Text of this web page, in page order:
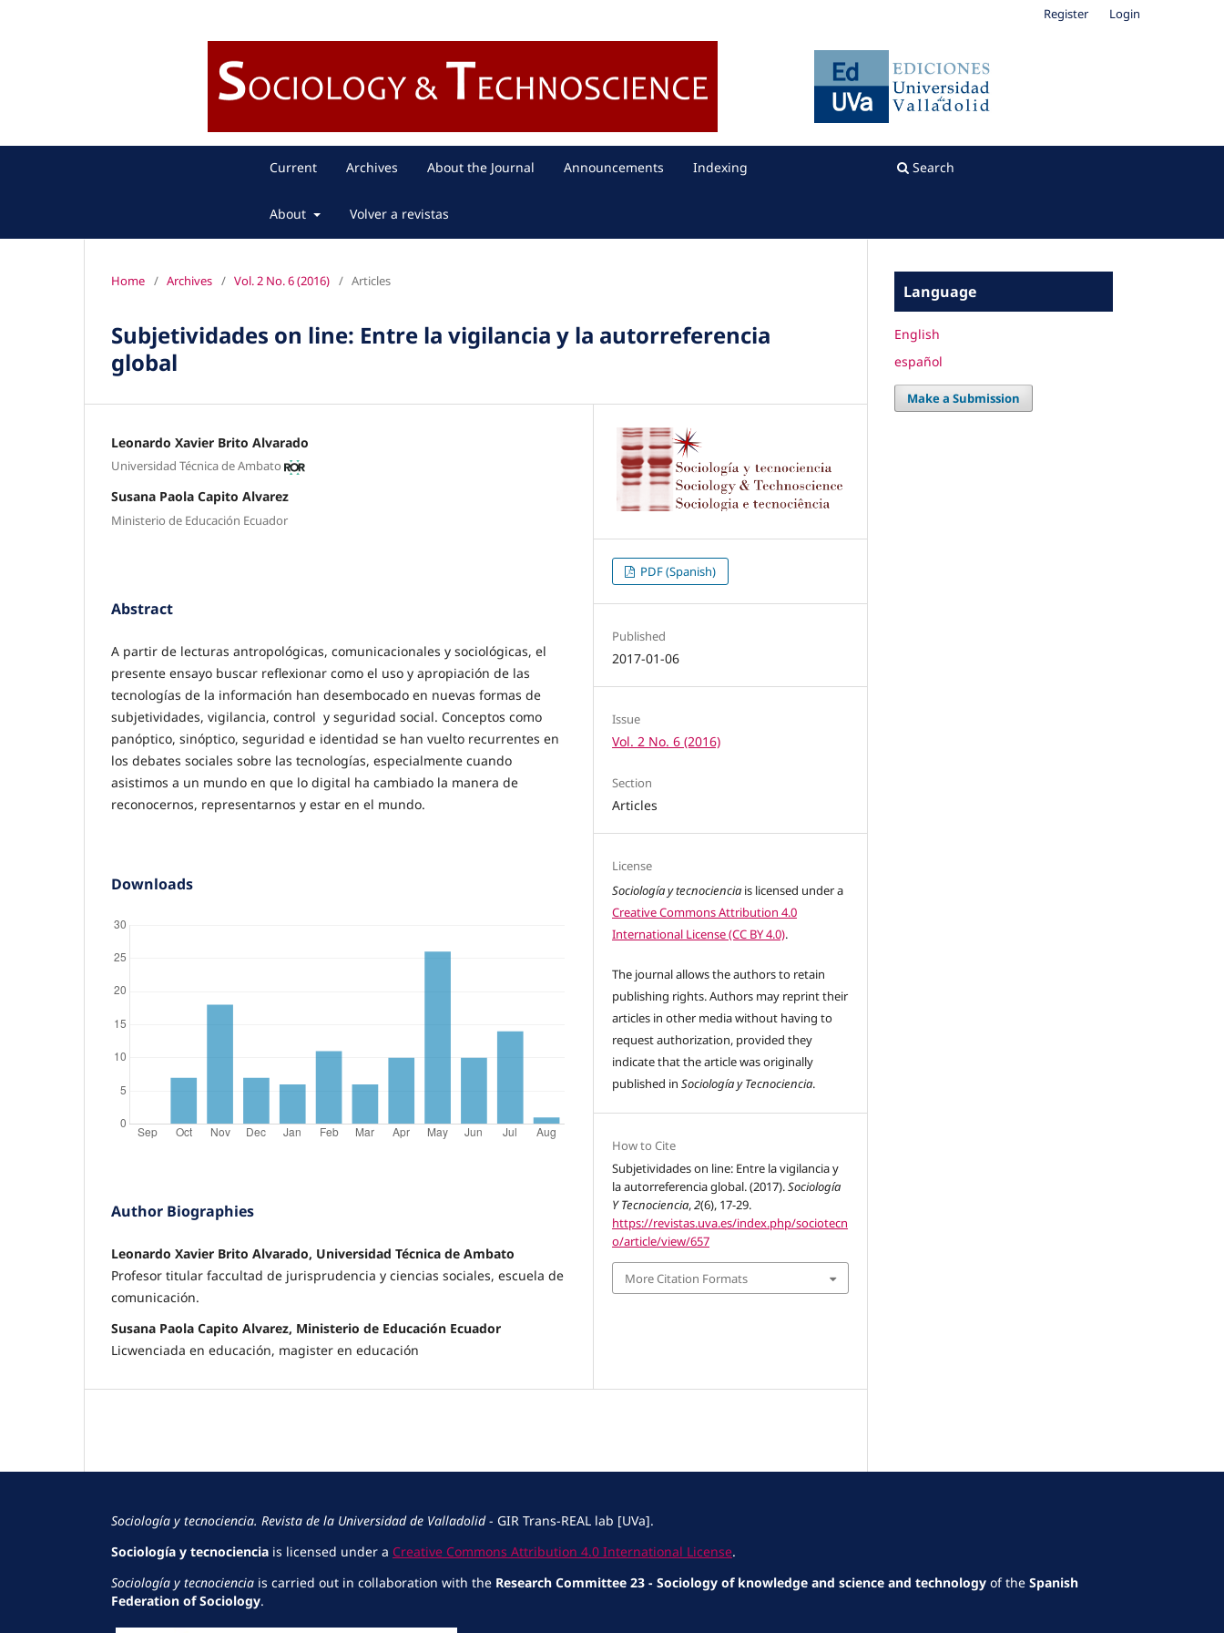
Current Archives About the Journal Announcements Indexing
About Volver a revistas
Search
Register Login
Home / Archives / Vol. 2 No. 6 (2016) / Articles
Subjetividades on line: Entre la vigilancia y la autorreferencia
global
Leonardo Xavier Brito Alvarado
Universidad Técnica de Ambato
Susana Paola Capito Alvarez
Ministerio de Educación Ecuador
Abstract
A partir de lecturas antropológicas, comunicacionales y sociológicas, el
presente ensayo buscar reflexionar como el uso y apropiación de las
tecnologías de la información han desembocado en nuevas formas de
subjetividades, vigilancia, control y seguridad social. Conceptos como
panóptico, sinóptico, seguridad e identidad se han vuelto recurrentes en
los debates sociales sobre las tecnologías, especialmente cuando
asistimos a un mundo en que lo digital ha cambiado la manera de
reconocernos, representarnos y estar en el mundo.
Downloads
Author Biographies
Leonardo Xavier Brito Alvarado, Universidad Técnica de Ambato
Profesor titular faccultad de jurisprudencia y ciencias sociales, escuela de
comunicación.
Susana Paola Capito Alvarez, Ministerio de Educación Ecuador
Licwenciada en educación, magister en educación
PDF (Spanish)
Published
2017-01-06
Issue
Vol. 2 No. 6 (2016)
Section
Articles
License
Sociología y tecnociencia is licensed under a
Creative Commons Attribution 4.0
International License (CC BY 4.0).
The journal allows the authors to retain
publishing rights. Authors may reprint their
articles in other media without having to
request authorization, provided they
indicate that the article was originally
published inSociología y Tecnociencia.
How to Cite
Subjetividades on line: Entre la vigilancia y
la autorreferencia global. (2017).Sociología
Y Tecnociencia,2(6), 17-29.
https://revistas.uva.es/index.php/sociotecn
o/article/view/657
More Citation Formats
Language
English
español
Make a Submission
Sociología y tecnociencia. Revista de la Universidad de Valladolid- GIR Trans-REAL lab [UVa].
Sociología y tecnociencia is licensed under a Creative Commons Attribution 4.0 International License.
Sociología y tecnociencia is carried out in collaboration with the Research Committee 23 - Sociology of knowledge and science and technology of the Spanish
Federation of Sociology.